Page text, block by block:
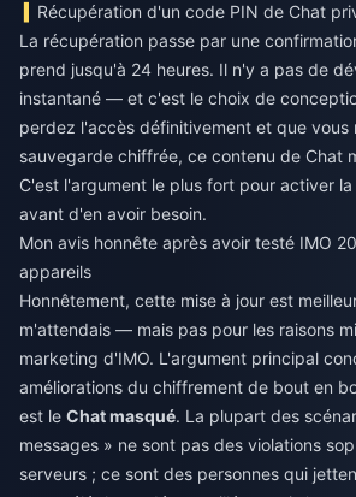
Récupération d'un code PIN de Chat
La récupération passe par une
prend jusqu'à 24 heures. Il n'y a pas de
instantané — et c'est le choix de
perdez l'accès définitivement et que vous
sauvegarde chiffrée, ce contenu de Chat
C'est l'argument le plus fort pour activer
avant d'en avoir besoin.
Mon avis honnête après avoir testé IMO
appareils
Honnêtement, cette mise à jour est
m'attendais — mais pas pour les raisons
marketing d'IMO. L'argument principal
améliorations du chiffrement de bout en
est le Chat masqué. La plupart des
messages » ne sont pas des violations
serveurs ; ce sont des personnes qui